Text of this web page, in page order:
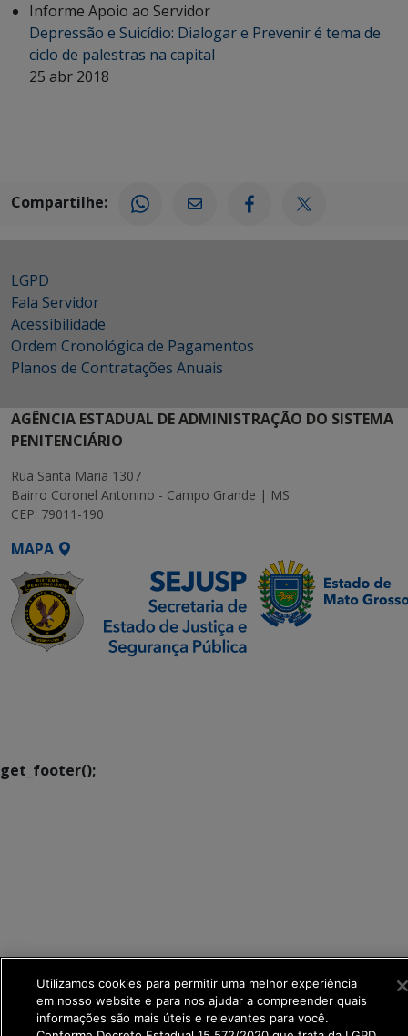
Informe Apoio ao Servidor
Depressão e Suicídio: Dialogar e Prevenir é tema de
ciclo de palestras na capital
25 abr 2018
Compartilhe:
LGPD
Fala Servidor
Acessibilidade
Ordem Cronológica de Pagamentos
Planos de Contratações Anuais
AGÊNCIA ESTADUAL DE ADMINISTRAÇÃO DO SISTEMA
PENITENCIÁRIO
Rua Santa Maria 1307
Bairro Coronel Antonino - Campo Grande | MS
CEP: 79011-190
MAPA
get_footer();
Utilizamos cookies para permitir uma melhor experiência
em nosso website e para nos ajudar a compreender quais
informações são mais úteis e relevantes para você.